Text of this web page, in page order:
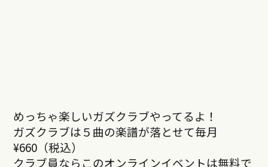
めっちゃ楽しいガズクラブやってるよ！
ガズクラブは５曲の楽譜が落とせて毎月
¥660（税込）
クラブ員ならこのオンラインイベントは無料で